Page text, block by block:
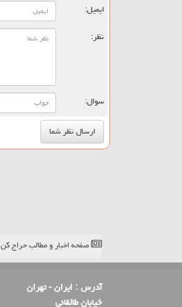
ایمیل:
نظر:
سوال:
صفحه اخبار و مطالب حراج کن
آدرس : ایران - تهران
خیابان طالقانی